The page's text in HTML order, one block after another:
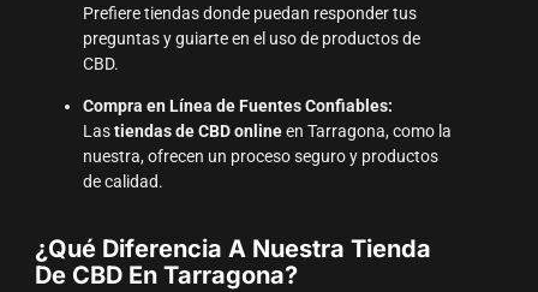
Prefiere tiendas donde puedan responder tus
preguntas y guiarte en el uso de productos de
CBD.
Compra en Línea de Fuentes Confiables:
Lastiendas de CBD onlineen Tarragona, como la
nuestra, ofrecen un proceso seguro y productos
de calidad.
¿Qué Diferencia A Nuestra Tienda
De CBD En Tarragona?